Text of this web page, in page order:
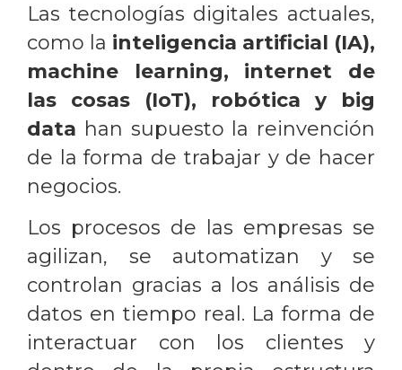
Las tecnologías digitales actuales,
como la inteligencia artificial (IA),
machine learning, internet de
las cosas (IoT), robótica y big
data han supuesto la reinvención
de la forma de trabajar y de hacer
negocios.
Los procesos de las empresas se
agilizan, se automatizan y se
controlan gracias a los análisis de
datos en tiempo real. La forma de
interactuar con los clientes y